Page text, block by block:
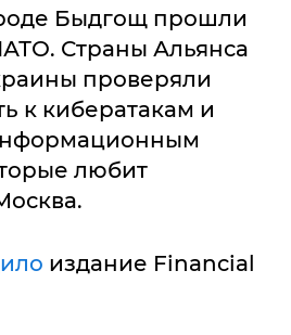
Быдгощ прошли
Страны Альянса
проверяли
к кибератакам и
любит
издание Financial